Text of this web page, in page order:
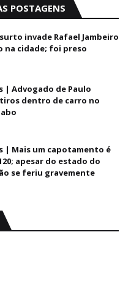
POSTAGENS
invade Rafael Jambeiro
na cidade; foi preso
| Advogado de Paulo
dentro de carro no
| Mais um capotamento é
apesar do estado do
se feriu gravemente